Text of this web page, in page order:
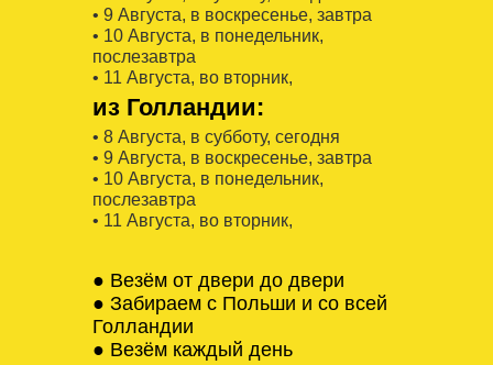
• 9 Августa, в воскресенье, завтра
• 10 Августa, в понедельник,
послезавтра
• 11 Августa, во вторник,
из Голландии:
• 8 Августa, в субботу, сегодня
• 9 Августa, в воскресенье, завтра
• 10 Августa, в понедельник,
послезавтра
• 11 Августa, во вторник,
● Везём от двери до двери
● Забираем с Польши и со всей
Голландии
● Везём каждый день